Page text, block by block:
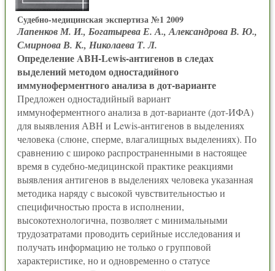
Судебно-медицинская экспертиза №1 2009
Лапенков М. И., Богатырева Е. А., Александрова В. Ю.,
Смирнова В. К., Николаева Т. Л.
Определение ABH-Lewis-антигенов в следах
выделений методом одностадийного
иммуноферментного анализа в дот-варианте
Предложен одностадийный вариант
иммуноферментного анализа в дот-варианте (дот-ИФА)
для выявления АВН и Lewis-антигенов в выделениях
человека (слюне, сперме, влагалищных выделениях). По
сравнению с широко распространенными в настоящее
время в судебно-медицинской практике реакциями
выявления антигенов в выделениях человека указанная
методика наряду с высокой чувствительностью и
специфичностью проста в исполнении,
высокотехнологична, позволяет с минимальными
трудозатратами проводить серийные исследования и
получать информацию не только о групповой
характеристике, но и одновременно о статусе